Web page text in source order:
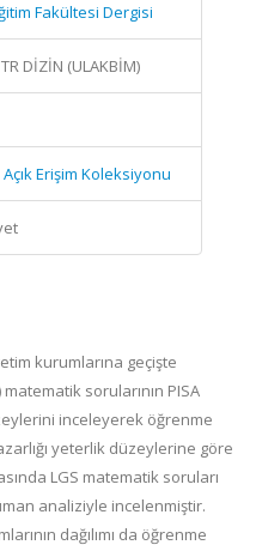
Fakültesi Dergisi
TR DİZİN (ULAKBİM)
Açık Erişim Koleksiyonu
kurumlarına geçişte
sorularının PISA
inceleyerek öğrenme
yeterlik düzeylerine göre
LGS matematik soruları
analiziyle incelenmiştir.
dağılımı da öğrenme